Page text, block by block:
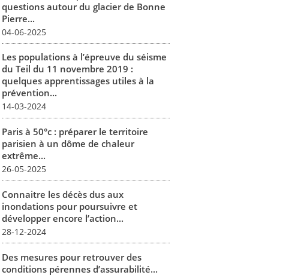
questions autour du glacier de Bonne
Pierre...
04-06-2025
Les populations à l’épreuve du séisme
du Teil du 11 novembre 2019 :
quelques apprentissages utiles à la
prévention...
14-03-2024
Paris à 50°c : préparer le territoire
parisien à un dôme de chaleur
extrême...
26-05-2025
Connaitre les décès dus aux
inondations pour poursuivre et
développer encore l’action...
28-12-2024
Des mesures pour retrouver des
conditions pérennes d’assurabilité...